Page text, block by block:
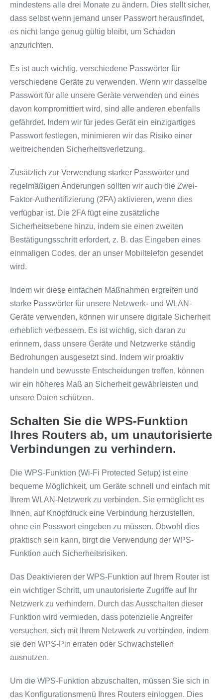
mindestens alle drei Monate zu ändern. Dies stellt sicher,
dass selbst wenn jemand unser Passwort herausfindet,
es nicht lange genug gültig bleibt, um Schaden
anzurichten.
Es ist auch wichtig, verschiedene Passwörter für
verschiedene Geräte zu verwenden. Wenn wir dasselbe
Passwort für alle unsere Geräte verwenden und eines
davon kompromittiert wird, sind alle anderen ebenfalls
gefährdet. Indem wir für jedes Gerät ein einzigartiges
Passwort festlegen, minimieren wir das Risiko einer
weitreichenden Sicherheitsverletzung.
Zusätzlich zur Verwendung starker Passwörter und
regelmäßigen Änderungen sollten wir auch die Zwei-
Faktor-Authentifizierung (2FA) aktivieren, wenn dies
verfügbar ist. Die 2FA fügt eine zusätzliche
Sicherheitsebene hinzu, indem sie einen zweiten
Bestätigungsschritt erfordert, z. B. das Eingeben eines
einmaligen Codes, der an unser Mobiltelefon gesendet
wird.
Indem wir diese einfachen Maßnahmen ergreifen und
starke Passwörter für unsere Netzwerk- und WLAN-
Geräte verwenden, können wir unsere digitale Sicherheit
erheblich verbessern. Es ist wichtig, sich daran zu
erinnern, dass unsere Geräte und Netzwerke ständig
Bedrohungen ausgesetzt sind. Indem wir proaktiv
handeln und bewusste Entscheidungen treffen, können
wir ein höheres Maß an Sicherheit gewährleisten und
unsere Daten schützen.
Schalten Sie die WPS-Funktion
Ihres Routers ab, um unautorisierte
Verbindungen zu verhindern.
Die WPS-Funktion (Wi-Fi Protected Setup) ist eine
bequeme Möglichkeit, um Geräte schnell und einfach mit
Ihrem WLAN-Netzwerk zu verbinden. Sie ermöglicht es
Ihnen, auf Knopfdruck eine Verbindung herzustellen,
ohne ein Passwort eingeben zu müssen. Obwohl dies
praktisch sein kann, birgt die Verwendung der WPS-
Funktion auch Sicherheitsrisiken.
Das Deaktivieren der WPS-Funktion auf Ihrem Router ist
ein wichtiger Schritt, um unautorisierte Zugriffe auf Ihr
Netzwerk zu verhindern. Durch das Ausschalten dieser
Funktion wird vermieden, dass potenzielle Angreifer
versuchen, sich mit Ihrem Netzwerk zu verbinden, indem
sie den WPS-Pin erraten oder Schwachstellen
ausnutzen.
Um die WPS-Funktion abzuschalten, müssen Sie sich in
das Konfigurationsmenü Ihres Routers einloggen. Dies